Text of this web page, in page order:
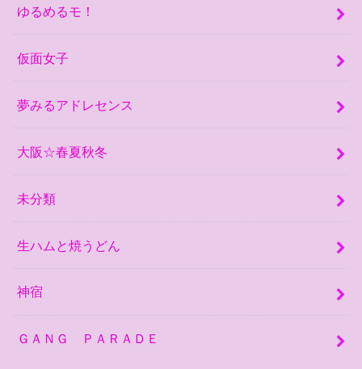
ゆるめるモ！
仮面女子
夢みるアドレセンス
大阪☆春夏秋冬
未分類
生ハムと焼うどん
神宿
ＧＡＮＧ ＰＡＲＡＤＥ